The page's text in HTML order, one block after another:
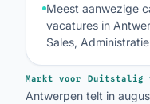
Meest aanwezige
vacatures in
Sales,
Markt voor Duitstalig
Antwerpen telt in